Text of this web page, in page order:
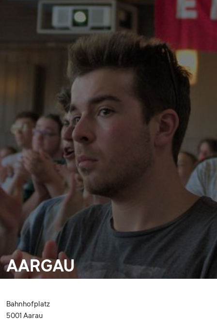
AARGAU
Bahnhofplatz
5001 Aarau